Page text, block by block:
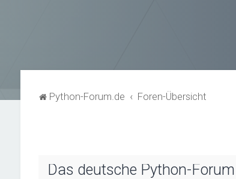
Python-Forum.de Foren-Übersicht
Das deutsche Python-